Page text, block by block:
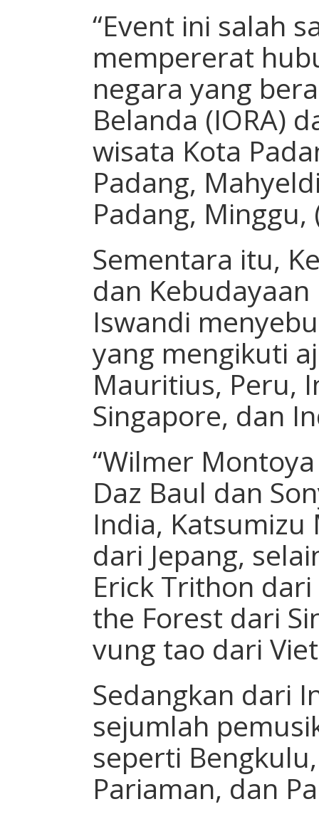
“Event ini salah
mempererat
negara yang
Belanda (IORA)
wisata Kota
Padang,
Padang,
Sementara itu,
dan
Iswandi
yang mengikuti
Mauritius, Peru,
Singapore, dan
“Wilmer
Daz Baul dan
India,
dari Jepang,
Erick Trithon
the Forest dari
vung tao dari
Sedangkan dari
sejumlah
seperti
Pariaman, dan